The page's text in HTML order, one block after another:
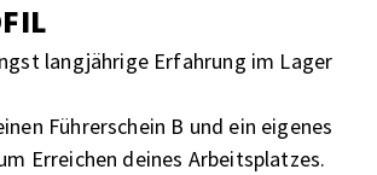
langjährige Erfahrung im Lager
Führerschein B und ein eigenes
Erreichen deines Arbeitsplatzes.